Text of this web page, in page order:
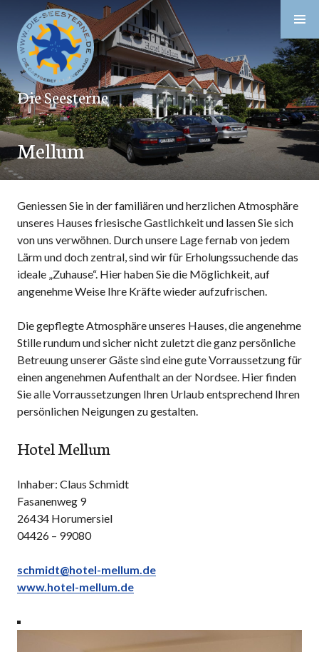
Inhalt
springen
Die Seesterne
Mellum
Geniessen Sie in der familiären und herzlichen Atmosphäre
unseres Hauses friesische Gastlichkeit und lassen Sie sich
von uns verwöhnen. Durch unsere Lage fernab von jedem
Lärm und doch zentral, sind wir für Erholungssuchende das
ideale „Zuhause“. Hier haben Sie die Möglichkeit, auf
angenehme Weise Ihre Kräfte wieder aufzufrischen.
Die gepflegte Atmosphäre unseres Hauses, die angenehme
Stille rundum und sicher nicht zuletzt die ganz persönliche
Betreuung unserer Gäste sind eine gute Vorraussetzung für
einen angenehmen Aufenthalt an der Nordsee. Hier finden
Sie alle Vorraussetzungen Ihren Urlaub entsprechend Ihren
persönlichen Neigungen zu gestalten.
Hotel Mellum
Inhaber: Claus Schmidt
Fasanenweg 9
26434 Horumersiel
04426 – 99080
schmidt@hotel-mellum.de
www.hotel-mellum.de